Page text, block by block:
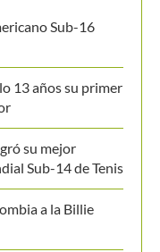
Sub-16
13 años su primer
su mejor
Sub-14 de Tenis
a la Billie